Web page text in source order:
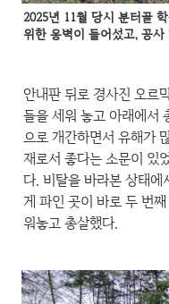
2025년 11월 당시 분터골
위한 옹벽이 들어섰고, 공
안내판 뒤로 경사진 오르
들을 세워 놓고 아래에서
으로 개간하면서 유해가
재로서 좋다는 소문이 있
다. 비탈을 바라본 상태
게 파인 곳이 바로 두 번
워놓고 총살했다.